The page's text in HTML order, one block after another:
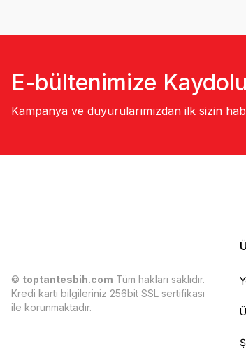
E-bültenimize
Kampanya ve duyurularımızdan ilk sizin
© toptantesbih.com Tüm hakları saklıdır.
Kredi kartı bilgileriniz 256bit SSL sertifikası
ile korunmaktadır.